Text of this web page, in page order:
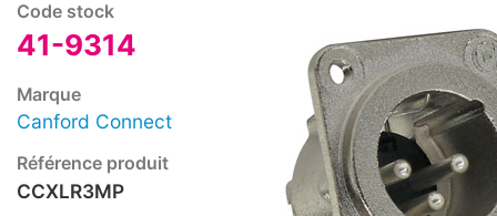
Code stock
41-9314
Marque
Canford Connect
Référence produit
CCXLR3MP